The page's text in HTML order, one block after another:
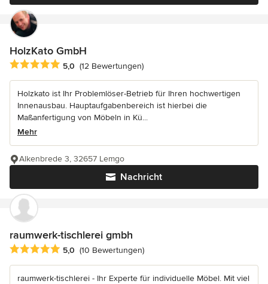
HolzKato GmbH
Durchschnittliche Bewertung: 5 von 5 Sternen
5,0 (12 Bewertungen)
Holzkato ist Ihr Problemlöser-Betrieb für Ihren hochwertigen
Innenausbau. Hauptaufgabenbereich ist hierbei die
Maßanfertigung von Möbeln in Kü...
Mehr
Nachricht
Alkenbrede 3, 32657 Lemgo
raumwerk-tischlerei gmbh
Durchschnittliche Bewertung: 5 von 5 Sternen
5,0 (10 Bewertungen)
raumwerk-tischlerei - Ihr Experte für individuelle Möbel. Mit viel